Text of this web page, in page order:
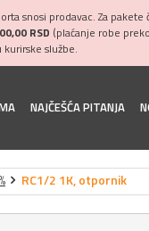
snosi prodavac. Za
RSD (plaćanje robe
službe.
NAJČEŠĆA PITANJA
RC1/2 1K, otpornik